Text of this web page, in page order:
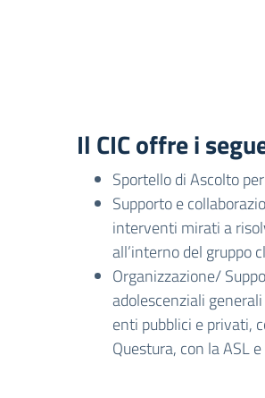
Il CIC offre i
Sportello di Ascolto
Supporto e
interventi mirati a
all’interno del gruppo
Organizzazione/
adolescenziali
enti pubblici e privati,
Questura, con la ASL